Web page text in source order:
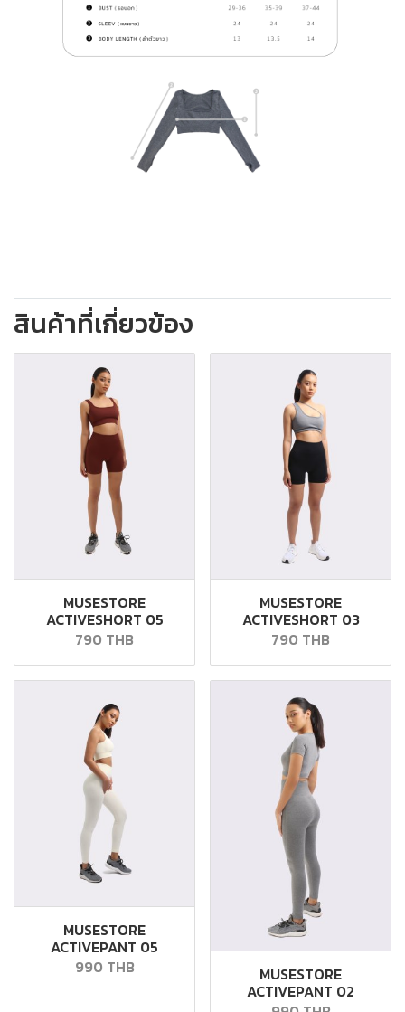
สินค้าที่เกี่ยวข้อง
MUSESTORE
ACTIVESHORT 05
790 THB
MUSESTORE
ACTIVESHORT 03
790 THB
MUSESTORE
ACTIVEPANT 05
990 THB
MUSESTORE
ACTIVEPANT 02